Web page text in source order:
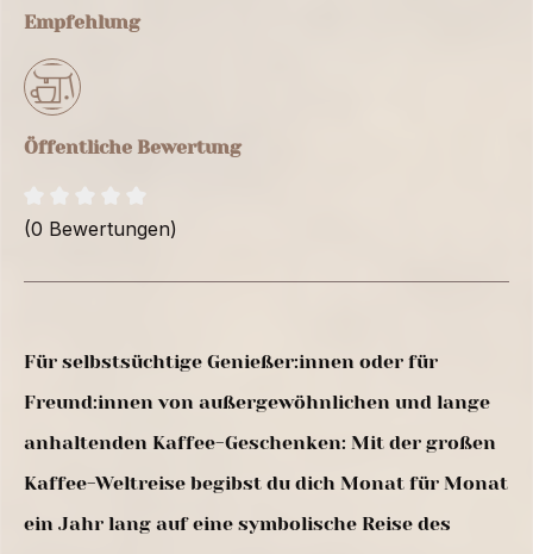
Empfehlung
Öffentliche Bewertung
(0 Bewertungen)
Für selbstsüchtige Genießer:innen oder für
Freund:innen von außergewöhnlichen und lange
anhaltenden Kaffee-Geschenken: Mit der großen
Kaffee-Weltreise begibst du dich Monat für Monat
ein Jahr lang auf eine symbolische Reise des